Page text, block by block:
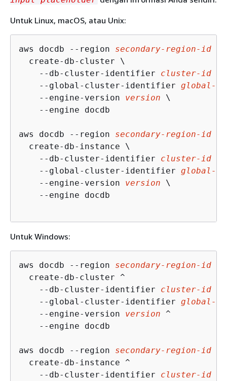
Untuk Linux, macOS, atau Unix:
aws docdb --region secondary-region-id
  create-db-cluster \
    --db-cluster-identifier
cluster-id
    --global-cluster-identifier
global-
    --engine-version
version \
    --engine docdb
aws docdb --region secondary-region-id
  create-db-instance \
    --db-cluster-identifier
cluster-id
    --global-cluster-identifier
global-
    --engine-version
version \
    --engine docdb
Untuk Windows:
aws docdb --region secondary-region-id
  create-db-cluster ^
    --db-cluster-identifier
cluster-id
    --global-cluster-identifier
global-
    --engine-version
version ^
    --engine docdb
aws docdb --region secondary-region-id
  create-db-instance ^
    --db-cluster-identifier
cluster-id